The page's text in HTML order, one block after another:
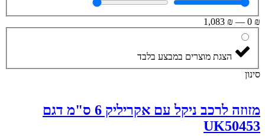
₪
0
—
₪
1,083
הצגת מוצרים במבצע בלבד
סינון
מזוזה לרכב ניקל עם אקריליק 6 ס"מ דגם
UK50453